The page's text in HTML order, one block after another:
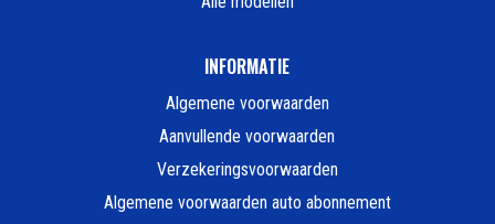
INFORMATIE
Algemene voorwaarden
Aanvullende voorwaarden
Verzekeringsvoorwaarden
Algemene voorwaarden auto abonnement